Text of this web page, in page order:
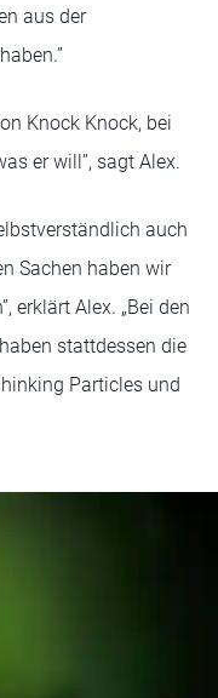
aus der
Knock Knock, bei
er will”, sagt Alex.
auch
Sachen haben wir
erklärt Alex. „Bei den
stattdessen die
Particles und